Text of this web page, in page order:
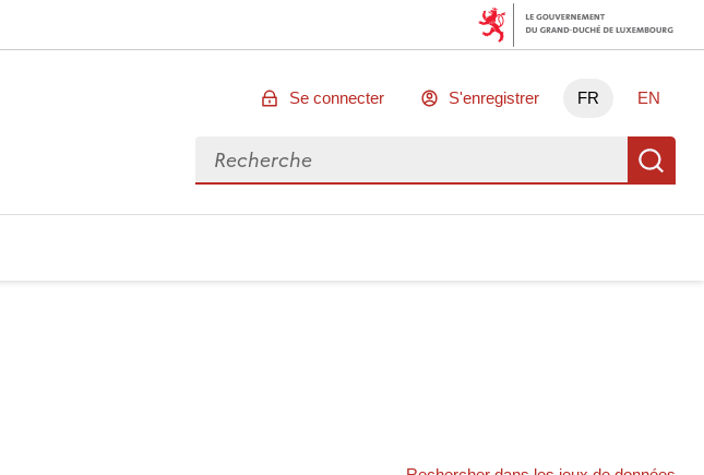
Se connecter S'enregistrer FR EN
Rechercher des données